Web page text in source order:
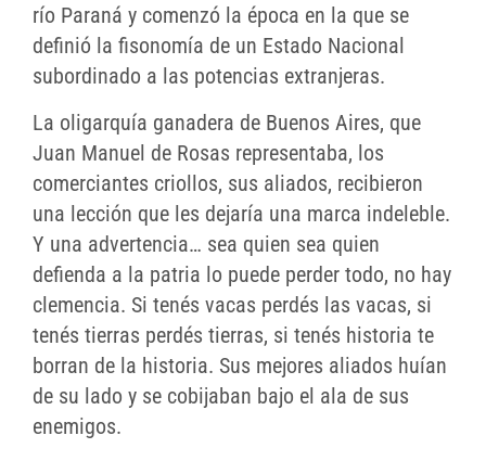
río Paraná y comenzó la época en la que se
definió la fisonomía de un Estado Nacional
subordinado a las potencias extranjeras.
La oligarquía ganadera de Buenos Aires, que
Juan Manuel de Rosas representaba, los
comerciantes criollos, sus aliados, recibieron
una lección que les dejaría una marca indeleble.
Y una advertencia… sea quien sea quien
defienda a la patria lo puede perder todo, no hay
clemencia. Si tenés vacas perdés las vacas, si
tenés tierras perdés tierras, si tenés historia te
borran de la historia. Sus mejores aliados huían
de su lado y se cobijaban bajo el ala de sus
enemigos.